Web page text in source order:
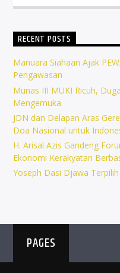
RECENT POSTS
Manuara Siahaan Ajak
Pengawasan
Munas III MUKI Ricuh,
Mengemuka
JDN dan Delapan Aras
Doa Nasional untuk
H. Arisal Azis Gandeng
Ekonomi Kerakyatan
Yoseph Dasi Djawa
PAGES